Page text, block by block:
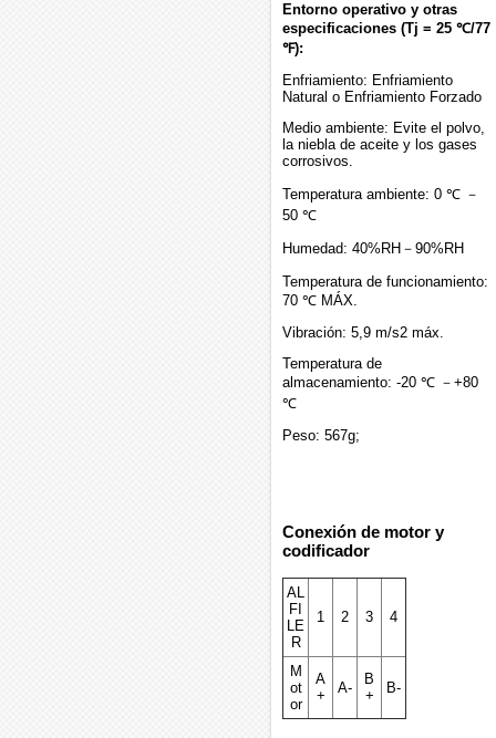
Entorno operativo y otras
especificaciones (Tj = 25 ℃/77
℉):
Enfriamiento: Enfriamiento
Natural o Enfriamiento Forzado
Medio ambiente: Evite el polvo,
la niebla de aceite y los gases
corrosivos.
Temperatura ambiente: 0 ℃ －
50 ℃
Humedad: 40%RH－90%RH
Temperatura de funcionamiento:
70 ℃ MÁX.
Vibración: 5,9 m/s2 máx.
Temperatura de
almacenamiento: -20 ℃ －+80
℃
Peso: 567g;
Conexión de motor y
codificador
AL
FI
LE
R
1 2 3 4
M
ot
or
A
+
A-
B
+
B-